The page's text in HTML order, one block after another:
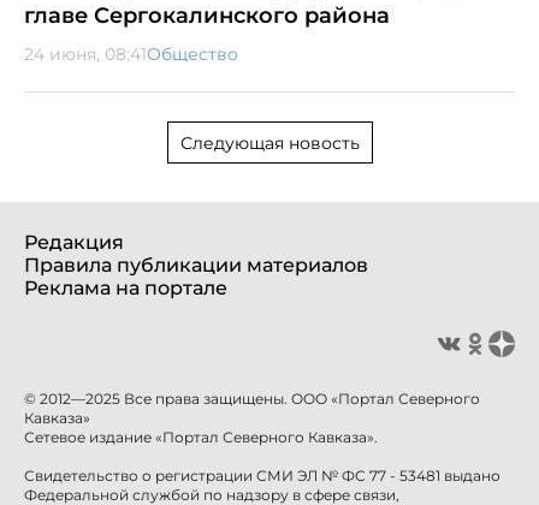
главе Сергокалинского района
24 июня, 08:41Общество
Следующая новость
Редакция
Правила публикации материалов
Реклама на портале
© 2012—2025 Все права защищены. ООО «Портал Северного
Кавказа»
Сетевое издание «Портал Северного Кавказа».
Свидетельство о регистрации СМИ ЭЛ № ФС 77 - 53481 выдано
Федеральной службой по надзору в сфере связи,